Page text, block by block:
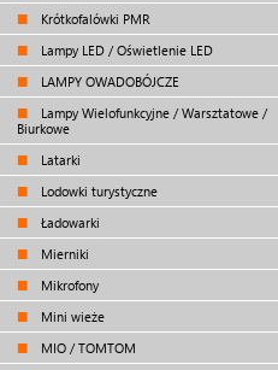
Krótkofalówki PMR
Lampy LED / Oświetlenie LED
LAMPY OWADOBÓJCZE
Lampy Wielofunkcyjne / Warsztatowe /
Biurkowe
Latarki
Lodowki turystyczne
Ładowarki
Mierniki
Mikrofony
Mini wieże
MIO / TOMTOM